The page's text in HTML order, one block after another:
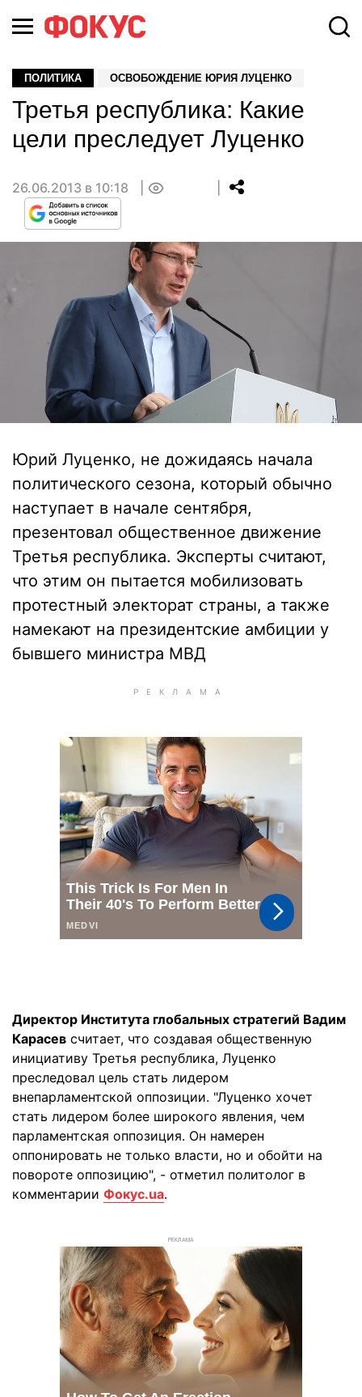
ПОЛИТИКА ОСВОБОЖДЕНИЕ ЮРИЯ ЛУЦЕНКО
Третья республика: Какие
цели преследует Луценко
26.06.2013 в 10:18
Юрий Луценко, не дожидаясь начала
политического сезона, который обычно
наступает в начале сентября,
презентовал общественное движение
Третья республика. Эксперты считают,
что этим он пытается мобилизовать
протестный электорат страны, а также
намекают на президентские амбиции у
бывшего министра МВД
Директор Института глобальных стратегий Вадим
Карасев считает, что создавая общественную
инициативу Третья республика, Луценко
преследовал цель стать лидером
внепарламентской оппозиции. "Луценко хочет
стать лидером более широкого явления, чем
парламентская оппозиция. Он намерен
оппонировать не только власти, но и обойти на
повороте оппозицию", - отметил политолог в
комментарии Фокус.ua.
РЕКЛАМА